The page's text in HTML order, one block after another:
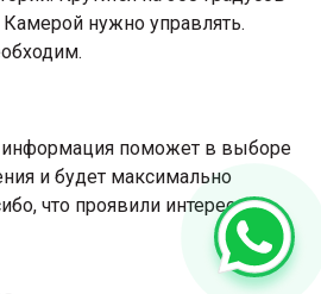
нужно управлять.
информация поможет в выборе
и будет максимально
что проявили интерес к